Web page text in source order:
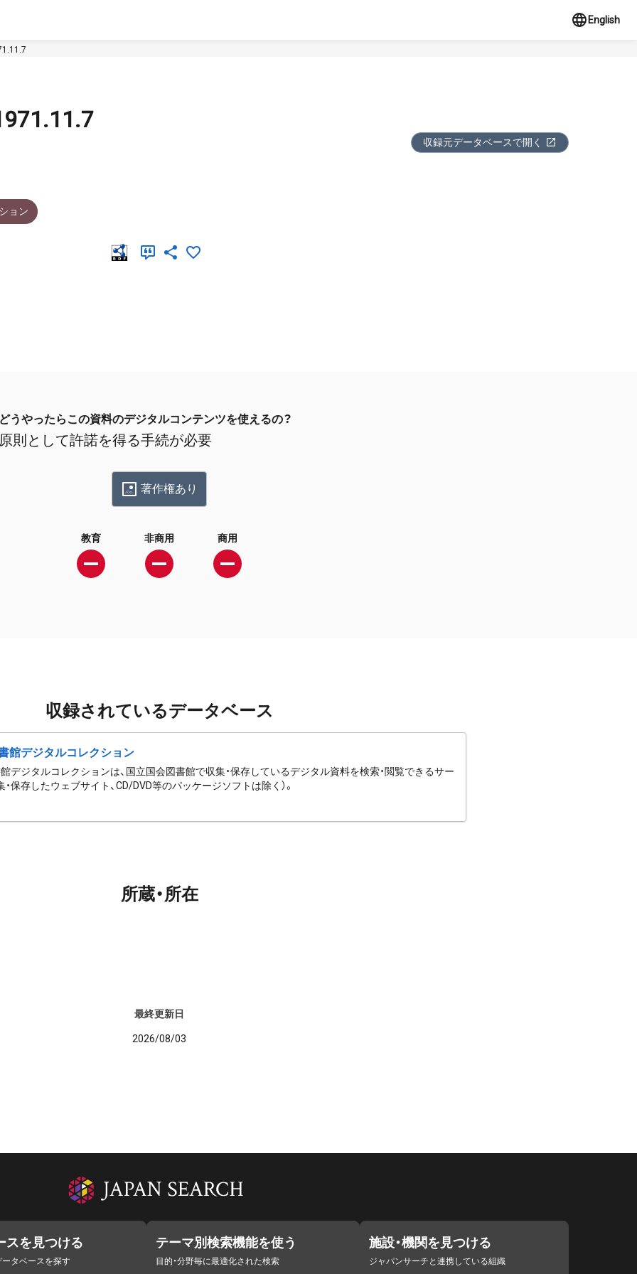
English
収録元データベースで開く
ョン
どうやったらこの資料のデジタルコンテンツを使えるの？
原則として許諾を得る手続が必要
著作権あり
教育 非商用 商用
収録されているデータベース
館デジタルコレクション
デジタルコレクションは、国立国会図書館で収集・保存しているデジタル資料を検索・閲覧できるサー
・保存したウェブサイト、CD/DVD等のパッケージソフトは除く）。
所蔵・所在
最終更新日
2026/08/03
スを見つける
タベースを探す
テーマ別検索機能を使う
目的・分野毎に最適化された検索
施設・機関を見つける
ジャパンサーチと連携している組織